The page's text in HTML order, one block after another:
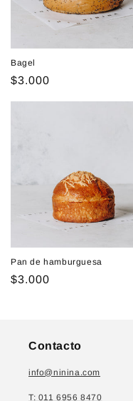
ó
:
Bagel
Precio
$3.000
Pan de hamburguesa
Precio
$3.000
Contacto
info@ninina.com
T: 011 6956 8470